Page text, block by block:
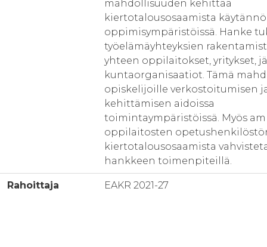
mahdollisuuden kehittää
kiertotalousosaamista
oppimisympäristöissä. Hanke
työelämäyhteyksien
yhteen oppilaitokset, yritykset,
kuntaorganisaatiot. Tämä
opiskelijoille verkostoitumisen
kehittämisen aidoissa
toimintaympäristöissä. Myös
oppilaitosten
kiertotalousosaamista
hankkeen toimenpiteillä.
Rahoittaja EAKR 2021-27